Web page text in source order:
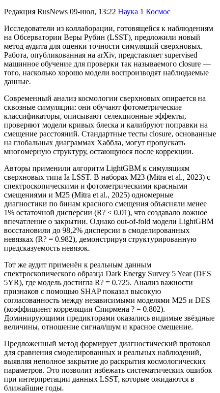
Редакция RusNews 09-июл, 13:22 Наука 1 Космос
Исследователи из коллаборации, готовящейся к наблюдениям
на Обсерватории Веры Рубин (LSST), предложили новый
метод аудита для оценки точности симуляций сверхновых.
Работа, опубликованная на arXiv, представляет supervised
машинное обучение для проверки так называемого closure —
того, насколько хорошо модели воспроизводят наблюдаемые
данные.
Современный анализ космологии сверхновых опирается на
сквозные симуляции: они обучают фотометрические
классификаторы, описывают селекционные эффекты,
проверяют модели кривых блеска и калибруют поправки на
смещение расстояний. Стандартные тесты closure, основанные
на глобальных диаграммах Хаббла, могут пропускать
многомерную структуру, остающуюся после коррекции.
Авторы применили алгоритм LightGBM к симуляциям
сверхновых типа Ia LSST. В наборах M23 (Mitra et al., 2023) с
спектроскопическими и фотометрическими красными
смещениями и M25 (Mitra et al., 2025) одномерные
диагностики по бинам красного смещения объясняли менее
1% остаточной дисперсии (R? < 0.01), что создавало ложное
впечатление о закрытии. Однако out-of-fold модели LightGBM
восстановили до 98,2% дисперсии в смоделированных
невязках (R? = 0.982), демонстрируя структурированную
предсказуемость невязок.
Тот же аудит применён к реальным данным
спектроскопического образца Dark Energy Survey 5 Year (DES
5YR), где модель достигла R? = 0.725. Анализ важности
признаков с помощью SHAP показал высокую
согласованность между независимыми моделями M25 и DES
(коэффициент корреляции Спирмена ? = 0.802).
Доминирующими предикторами оказались видимые звёздные
величины, отношение сигнал/шум и красное смещение.
Предложенный метод формирует диагностический протокол
для сравнения смоделированных и реальных наблюдений,
выявляя неполное закрытие до раскрытия космологических
параметров. Это позволит избежать систематических ошибок
при интерпретации данных LSST, которые ожидаются в
ближайшие годы.